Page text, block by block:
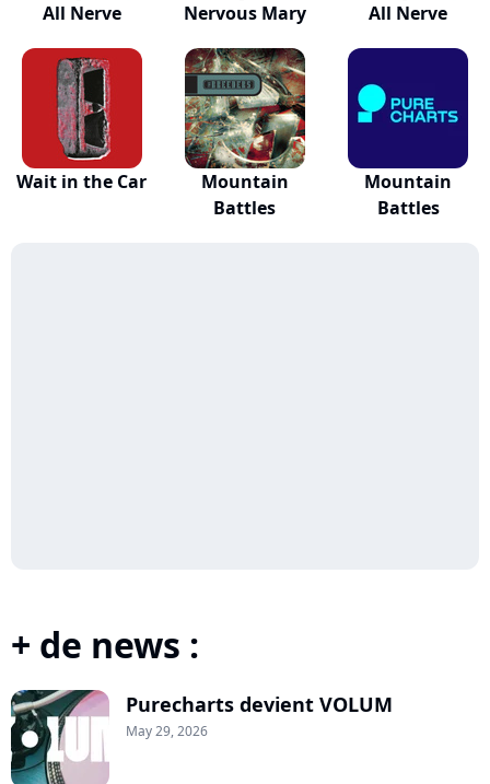
All Nerve Nervous Mary All Nerve
Wait in the Car
Mountain
Battles
Mountain
Battles
+ de news :
Purecharts devient VOLUM
May 29, 2026